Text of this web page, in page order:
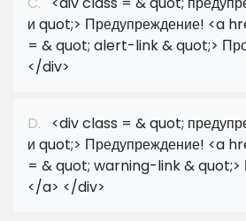
и quot;> Предупреждение! <a
= & quot; alert-link & quot;>
</div>
D. <div class = & quot;
и quot;> Предупреждение! <a
= & quot; warning-link & quot;>
</a> </div>